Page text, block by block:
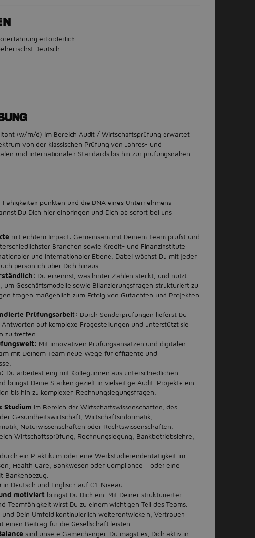
erforderlich
Deutsch
(w/m/d) im Bereich Audit / Wirtschaftsprüfung erwartet
von der klassischen Prüfung von Jahres- und
und internationalen Standards bis hin zur prüfungsnahen
punkten und die DNA eines Unternehmens
Du Dich hier einbringen und Dich ab sofort bei uns
mit echtem Impact: Gemeinsam mit Deinem Team prüfst und
Branchen sowie Kredit- und Finanzinstitute
und internationaler Ebene. Dabei wächst Du mit jeder
persönlich über Dich hinaus.
Du erkennst, was hinter Zahlen steckt, und nutzt
um Geschäftsmodelle sowie Bilanzierungsfragen strukturiert zu
tragen maßgeblich zum Erfolg von Gutachten und Projekten
Prüfungsarbeit: Durch Sonderprüfungen lieferst Du
auf komplexe Fragestellungen und unterstützt sie
zu treffen.
Mit innovativen Prüfungsansätzen und digitalen
mit Deinem Team neue Wege für effiziente und
Du arbeitest eng mit Kolleg:innen aus unterschiedlichen
bringst Deine Stärken gezielt in vielseitige Audit-Projekte ein
bis hin zu komplexen Rechnungslegungsfragen.
Studium im Bereich der Wirtschaftswissenschaften, des
Gesundheitswirtschaft, Wirtschaftsinformatik,
Naturwissenschaften oder Rechtswissenschaften.
Wirtschaftsprüfung, Rechnungslegung, Bankbetriebslehre,
durch ein Praktikum oder eine Werkstudierendentätigkeit im
Health Care, Bankwesen oder Compliance – oder eine
Bankenbezug.
in Deutsch und Englisch auf C1-Niveau.
motiviert bringst Du Dich ein. Mit Deiner strukturierten
Teamfähigkeit wirst Du zu einem wichtigen Teil des Teams.
und Dein Umfeld kontinuierlich weiterentwickeln, Vertrauen
einen Beitrag für die Gesellschaft leisten.
sind unsere Gamechanger. Du magst es, Dich aktiv in